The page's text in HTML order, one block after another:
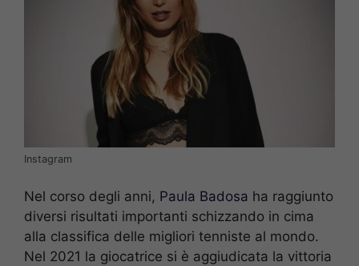
Instagram
Nel corso degli anni, Paula Badosa ha raggiunto
diversi risultati importanti schizzando in cima
alla classifica delle migliori tenniste al mondo.
Nel 2021 la giocatrice si è aggiudicata la vittoria